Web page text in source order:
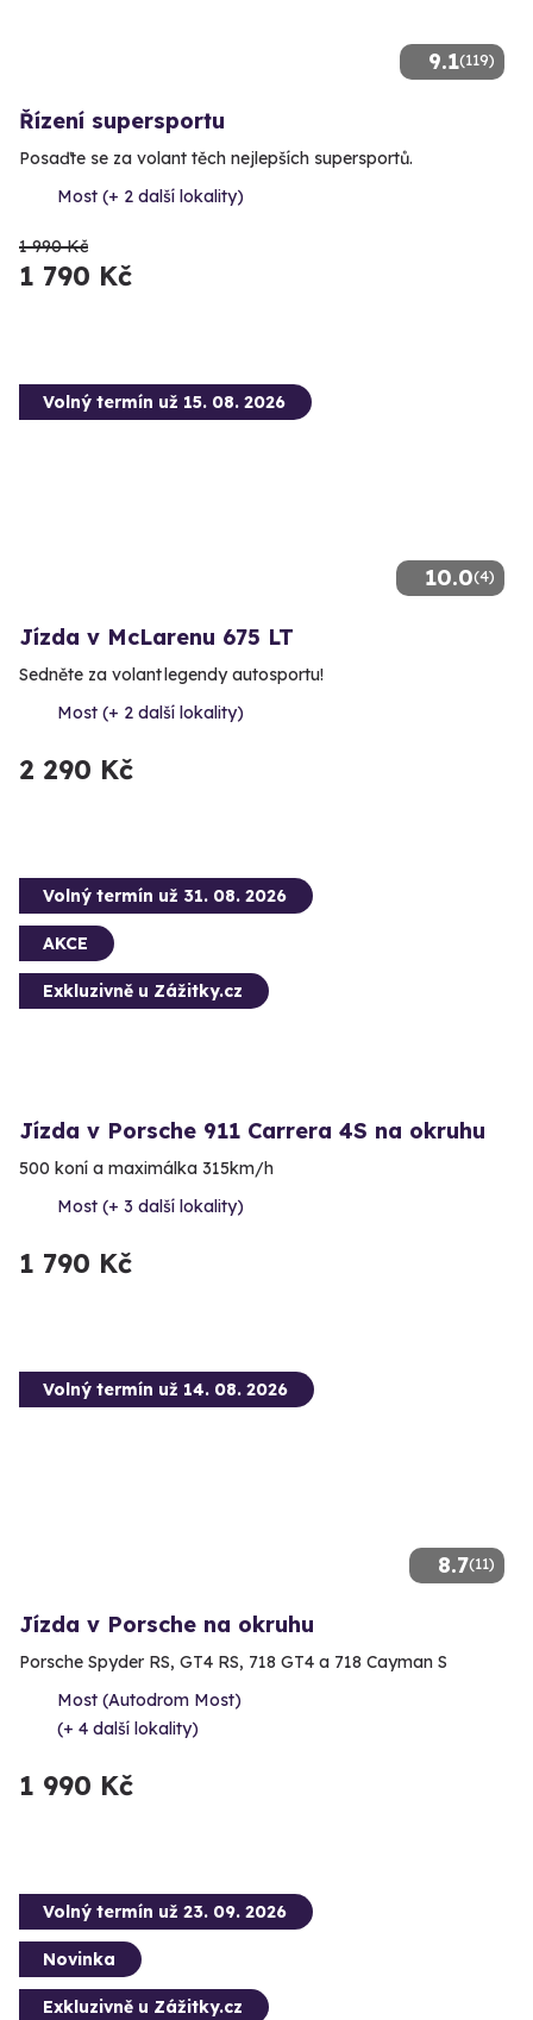
9.1(119)
Řízení supersportu
Posaďte se za volant těch nejlepších supersportů.
Most (+ 2 další lokality)
1 990 Kč
1 790 Kč
10.0(4)
Volný termín už 15. 08. 2026
Jízda v McLarenu 675 LT
Sedněte za volant legendy autosportu!
Most (+ 2 další lokality)
2 290 Kč
Volný termín už 31. 08. 2026
AKCE
Exkluzivně u Zážitky.cz
Jízda v Porsche 911 Carrera 4S na okruhu
500 koní a maximálka 315km/h
Most (+ 3 další lokality)
1 790 Kč
8.7(11)
Volný termín už 14. 08. 2026
Jízda v Porsche na okruhu
Porsche Spyder RS, GT4 RS, 718 GT4 a 718 Cayman S
Most (Autodrom Most)
(+ 4 další lokality)
1 990 Kč
Volný termín už 23. 09. 2026
Novinka
Exkluzivně u Zážitky.cz